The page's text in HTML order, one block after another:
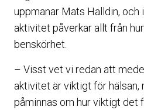
uppmanar Mats Halldin, och
aktivitet påverkar allt från
benskörhet.
– Visst vet vi redan att
aktivitet är viktigt för hälsan,
påminnas om hur viktigt det